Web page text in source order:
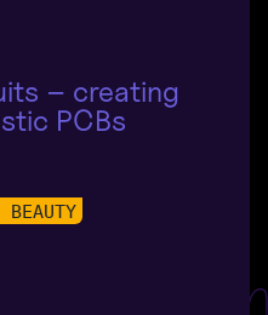
– creating
PCBs